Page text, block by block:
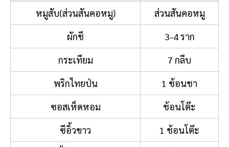
หมูสับ(ส่วนสันคอหมู)
ส่วนสันคอหมู
ผักชี
3-4 ราก
กระเทียม
7 กลีบ
พริกไทยป่น
1 ช้อนชา
ซอสเห็ดหอม
ช้อนโต๊ะ
ซีอิ้วขาว
1 ช้อนโต๊ะ